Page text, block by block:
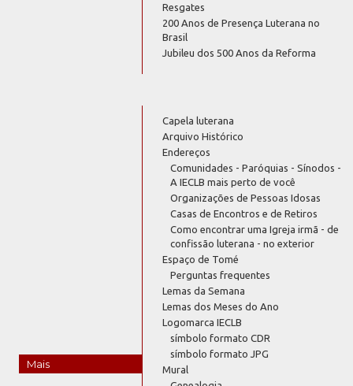
Resgates
200 Anos de Presença Luterana no
Brasil
Jubileu dos 500 Anos da Reforma
Mais
Capela luterana
Arquivo Histórico
Endereços
Comunidades - Paróquias - Sínodos -
A IECLB mais perto de você
Organizações de Pessoas Idosas
Casas de Encontros e de Retiros
Como encontrar uma Igreja irmã - de
confissão luterana - no exterior
Espaço de Tomé
Perguntas frequentes
Lemas da Semana
Lemas dos Meses do Ano
Logomarca IECLB
símbolo formato CDR
símbolo formato JPG
Mural